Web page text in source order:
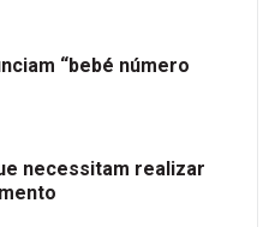
“bebé número
necessitam realizar